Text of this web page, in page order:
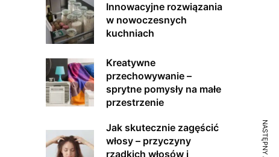
Innowacyjne rozwiązania
w nowoczesnych
kuchniach
Kreatywne
przechowywanie –
sprytne pomysły na małe
przestrzenie
Jak skutecznie zagęścić
włosy – przyczyny
rzadkich włosów i